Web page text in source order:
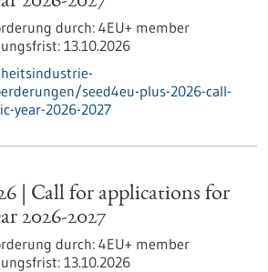
durch: 4EU+ member
13.10.2026
seed4eu-plus-2026-call-
year-2026-2027
| Call for applications for
2026-2027
durch: 4EU+ member
13.10.2026